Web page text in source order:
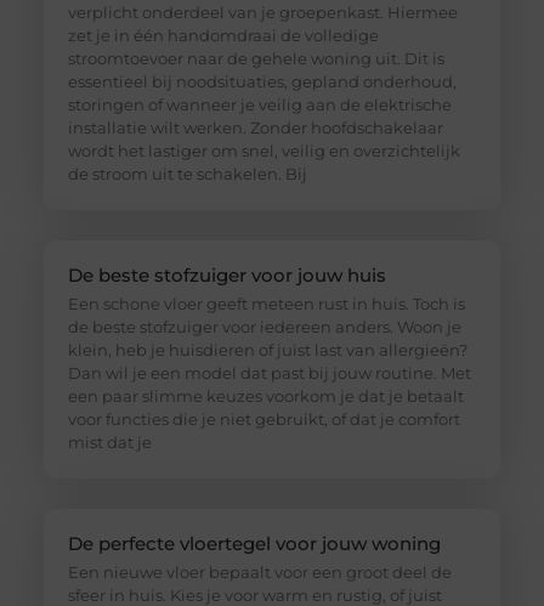
verplicht onderdeel van je groepenkast. Hiermee
zet je in één handomdraai de volledige
stroomtoevoer naar de gehele woning uit. Dit is
essentieel bij noodsituaties, gepland onderhoud,
storingen of wanneer je veilig aan de elektrische
installatie wilt werken. Zonder hoofdschakelaar
wordt het lastiger om snel, veilig en overzichtelijk
de stroom uit te schakelen. Bij
De beste stofzuiger voor jouw huis
Een schone vloer geeft meteen rust in huis. Toch is
de beste stofzuiger voor iedereen anders. Woon je
klein, heb je huisdieren of juist last van allergieën?
Dan wil je een model dat past bij jouw routine. Met
een paar slimme keuzes voorkom je dat je betaalt
voor functies die je niet gebruikt, of dat je comfort
mist dat je
De perfecte vloertegel voor jouw woning
Een nieuwe vloer bepaalt voor een groot deel de
sfeer in huis. Kies je voor warm en rustig, of juist